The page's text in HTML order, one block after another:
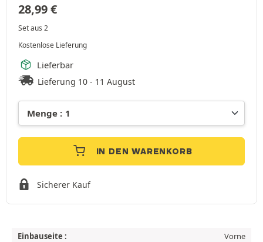
28,99€
Set aus 2
Kostenlose Lieferung
Lieferbar
Lieferung 10 - 11 August
IN DEN WARENKORB
Sicherer Kauf
Einbauseite :
Vorne